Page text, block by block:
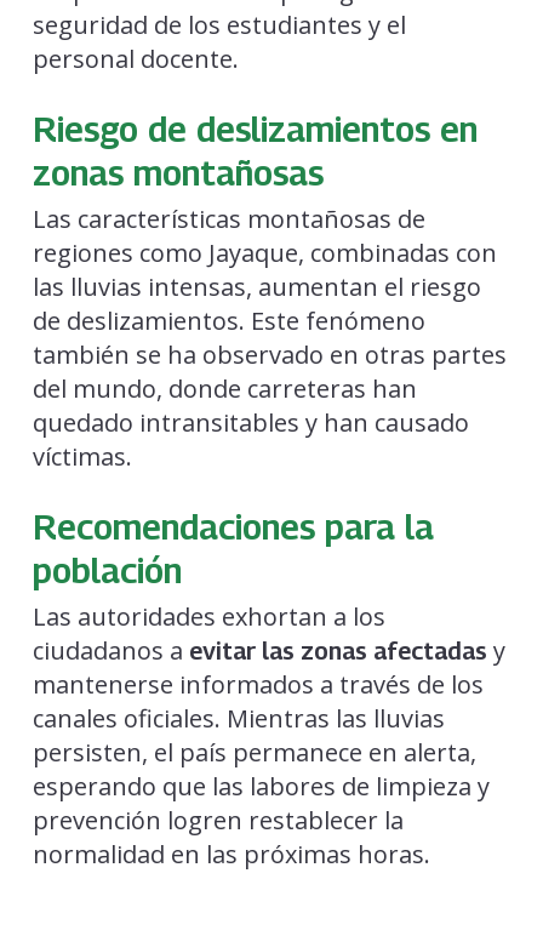
seguridad de los estudiantes y el
personal docente.
Riesgo de deslizamientos en
zonas montañosas
Las características montañosas de
regiones como Jayaque, combinadas con
las lluvias intensas, aumentan el riesgo
de deslizamientos. Este fenómeno
también se ha observado en otras partes
del mundo, donde carreteras han
quedado intransitables y han causado
víctimas.
Recomendaciones para la
población
Las autoridades exhortan a los
ciudadanos a evitar las zonas afectadas y
mantenerse informados a través de los
canales oficiales. Mientras las lluvias
persisten, el país permanece en alerta,
esperando que las labores de limpieza y
prevención logren restablecer la
normalidad en las próximas horas.